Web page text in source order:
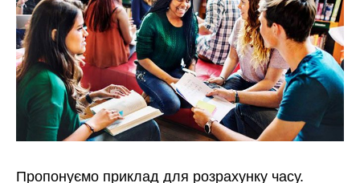
Пропонуємо приклад для розрахунку часу.